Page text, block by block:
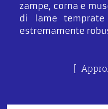
zampe, corna e
di lame
estremamente